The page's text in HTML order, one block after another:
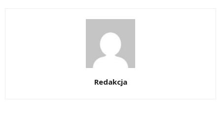
Redakcja